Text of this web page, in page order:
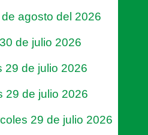
agosto del 2026
de julio 2026
29 de julio 2026
29 de julio 2026
29 de julio 2026